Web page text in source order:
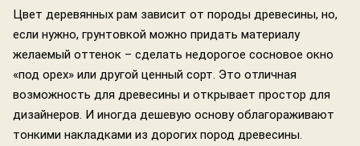
Цвет деревянных рам зависит от породы древесины, но,
если нужно, грунтовкой можно придать материалу
желаемый оттенок – сделать недорогое сосновое окно
«под орех» или другой ценный сорт. Это отличная
возможность для древесины и открывает простор для
дизайнеров. И иногда дешевую основу облагораживают
тонкими накладками из дорогих пород древесины.